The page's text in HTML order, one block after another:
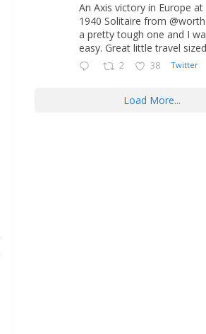
An Axis victory in Europe at
1940 Solitaire from
a pretty tough one and I
easy. Great little travel
2 38 Twitter
Load More...